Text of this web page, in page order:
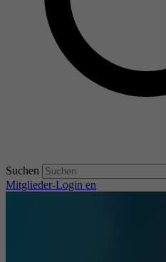
Suchen
Mitglieder-Login en